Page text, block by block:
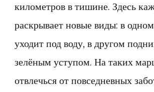
километров в тишине. Здесь
раскрывает новые виды: в
уходит под воду, в другом
зелёным уступом. На таких
отвлечься от повседневных